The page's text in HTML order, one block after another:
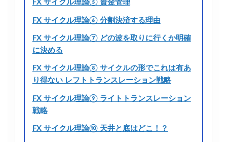
FX サイクル理論⑤ 資金管理
FX サイクル理論⑥ 分割決済する理由
FX サイクル理論⑦ どの波を取りに行くか明確
に決める
FX サイクル理論⑧ サイクルの形でこれは有あ
り得ない レフトトランスレーション戦略
FX サイクル理論⑨ ライトトランスレーション
戦略
FX サイクル理論⑩ 天井と底はどこ！？